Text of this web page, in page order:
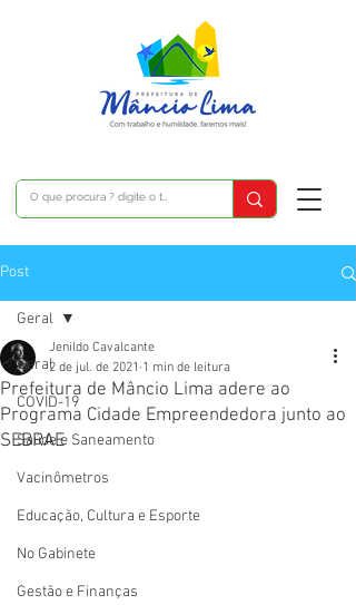
Post
Geral
COVID-19
Saúde e Saneamento
Vacinômetros
Educação, Cultura e Esporte
No Gabinete
Gestão e Finanças
Geral
Prefeitura de Mâncio Lima adere ao
Programa Cidade Empreendedora junto ao
SEBRAE
Jenildo Cavalcante
2 de jul. de 2021 1 min de leitura